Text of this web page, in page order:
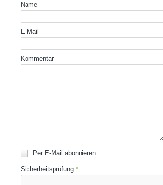
Name
E-Mail
Kommentar
Per E-Mail abonnieren
Sicherheitsprüfung *